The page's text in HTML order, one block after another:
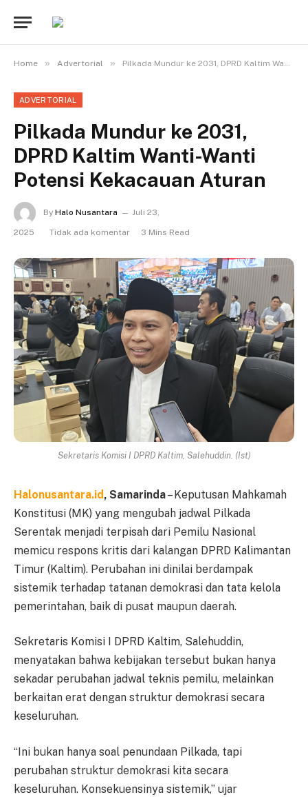
Home » Advertorial » Pilkada Mundur ke 2031, DPRD Kaltim Wanti-Wanti Potensi Kekacauan Aturan
ADVERTORIAL
Pilkada Mundur ke 2031,
DPRD Kaltim Wanti-Wanti
Potensi Kekacauan Aturan
By Halo Nusantara Juli 23,
2025 Tidak ada komentar 3 Mins Read
Sekretaris Komisi I DPRD Kaltim, Salehuddin. (Ist)
Halonusantara.id, Samarinda– Keputusan Mahkamah
Konstitusi (MK) yang mengubah jadwal Pilkada
Serentak menjadi terpisah dari Pemilu Nasional
memicu respons kritis dari kalangan DPRD Kalimantan
Timur (Kaltim). Perubahan ini dinilai berdampak
sistemik terhadap tatanan demokrasi dan tata kelola
pemerintahan, baik di pusat maupun daerah.
Sekretaris Komisi I DPRD Kaltim, Salehuddin,
menyatakan bahwa kebijakan tersebut bukan hanya
sekadar perubahan jadwal teknis pemilu, melainkan
berkaitan erat dengan struktur demokrasi secara
keseluruhan.
“Ini bukan hanya soal penundaan Pilkada, tapi
perubahan struktur demokrasi kita secara
keseluruhan. Konsekuensinya sistemik,” ujar